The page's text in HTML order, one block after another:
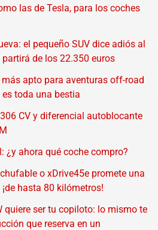
las de Tesla, para los coches
el pequeño SUV dice adiós al
de los 22.350 euros
más apto para aventuras off-road
toda una bestia
CV y diferencial autoblocante
¿y ahora qué coche compro?
o xDrive45e promete una
hasta 80 kilómetros!
quiere ser tu copiloto: lo mismo te
que reserva en un